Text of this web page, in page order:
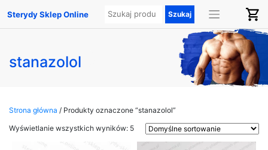
Sterydy Sklep Online
stanazolol
Strona główna / Produkty oznaczone “stanazolol”
Wyświetlanie wszystkich wyników: 5